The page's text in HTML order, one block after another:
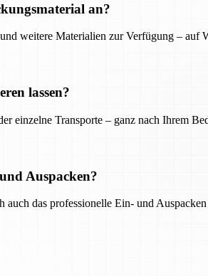
an?
weitere Materialien zur Verfügung – auf
lassen?
einzelne Transporte – ganz nach Ihrem
Auspacken?
auch das professionelle Ein- und